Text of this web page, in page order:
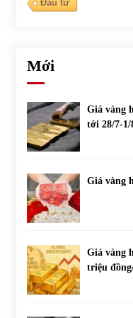
Đầu tư
Mới
Giá vàng
tới 28/7-1/
Giá vàng
Giá vàng
triệu